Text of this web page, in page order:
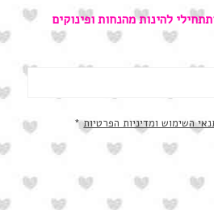
להינות מהנחות ופינוקים
השימוש ומדיניות הפרטיות*